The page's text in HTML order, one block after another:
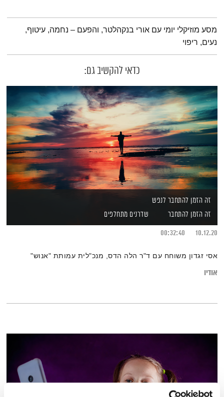
תמצית הפודקאסט
מסע מוזיקלי יומי עם אורי בנקהלטר, והפעם – נחמה, עיטוף,
נעים, ריפוי
כדאי להקשיב גם:
זה הזמן להתחבר לנפש
זה הזמן להתחבר
שדרנים מתחלפים
10.12.20
00:32:40
אסי זגדון משוחח עם ד"ר הלה הדס, מנכ"לית עמותת "אנוש"
אודיו